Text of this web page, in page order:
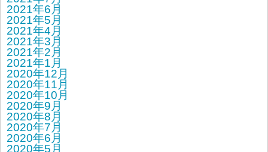
2021年6月
2021年5月
2021年4月
2021年3月
2021年2月
2021年1月
2020年12月
2020年11月
2020年10月
2020年9月
2020年8月
2020年7月
2020年6月
2020年5月